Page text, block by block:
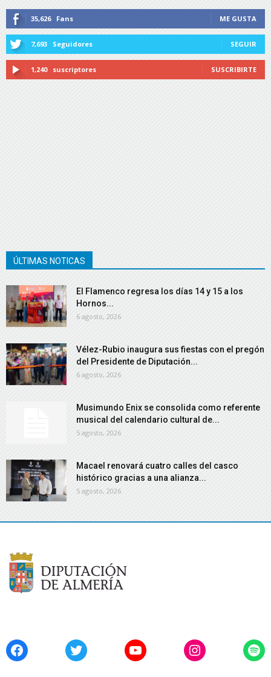
35,626 Fans ME GUSTA
7,693 Seguidores SEGUIR
1,240 suscriptores SUSCRIBIRTE
ÚLTIMAS NOTICAS
El Flamenco regresa los días 14 y 15 a los
Hornos...
6 agosto, 2026
Vélez-Rubio inaugura sus fiestas con el pregón
del Presidente de Diputación...
6 agosto, 2026
Musimundo Enix se consolida como referente
musical del calendario cultural de...
5 agosto, 2026
Macael renovará cuatro calles del casco
histórico gracias a una alianza...
5 agosto, 2026
FacebookTwitter YouTubeInstagram